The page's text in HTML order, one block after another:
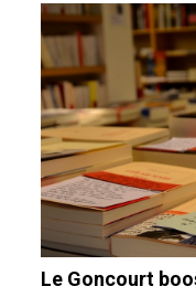
Le Goncourt